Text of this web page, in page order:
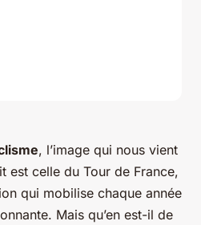
, l’image qui nous vient
est celle du Tour de France,
qui mobilise chaque année
Mais qu’en est-il de